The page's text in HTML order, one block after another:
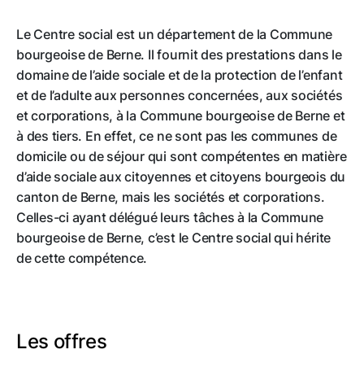
Le Centre social est un département de la Commune
bourgeoise de Berne. Il fournit des prestations dans le
domaine de l’aide sociale et de la protection de l’enfant
et de l’adulte aux personnes concernées, aux sociétés
et corporations, à la Commune bourgeoise de Berne et
à des tiers. En effet, ce ne sont pas les communes de
domicile ou de séjour qui sont compétentes en matière
d’aide sociale aux citoyennes et citoyens bourgeois du
canton de Berne, mais les sociétés et corporations.
Celles-ci ayant délégué leurs tâches à la Commune
bourgeoise de Berne, c’est le Centre social qui hérite
de cette compétence.
Les offres